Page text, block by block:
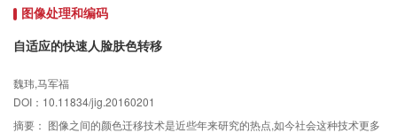
图像处理和编码
自适应的快速人脸肤色转移
魏玮,马军福
DOI：10.11834/jig.20160201
摘要： 图像之间的颜色迁移技术是近些年来研究的热点,如今社会这种技术更多